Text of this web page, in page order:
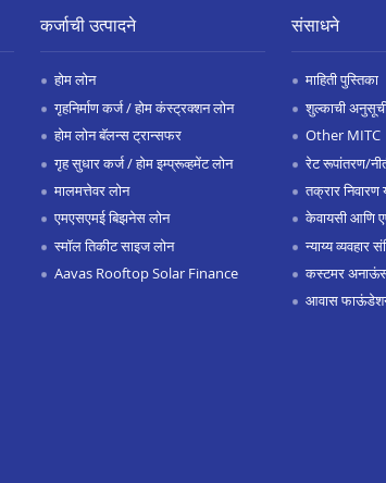
कर्जाची उत्पादने
होम लोन
गृहनिर्माण कर्ज / होम कंस्ट्रक्शन लोन
होम लोन बॅलन्स ट्रान्सफर
गृह सुधार कर्ज / होम इम्प्रूव्हमेंट लोन
मालमत्तेवर लोन
एमएसएमई बिझनेस लोन
स्मॉल तिकीट साइज लोन
Aavas Rooftop Solar Finance
संसाधने
माहिती पुस्तिका
शुल्काची
Other MITC
रेट रूपांतरण/
तक्रार निवारण
केवायसी आणि
न्याय्य व्यवहार
कस्टमर
आवास